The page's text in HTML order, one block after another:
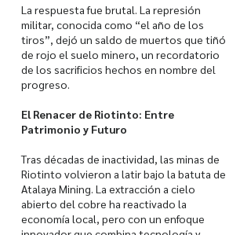
La respuesta fue brutal. La represión
militar, conocida como “el año de los
tiros”, dejó un saldo de muertos que tiñó
de rojo el suelo minero, un recordatorio
de los sacrificios hechos en nombre del
progreso.
El Renacer de Riotinto: Entre
Patrimonio y Futuro
Tras décadas de inactividad, las minas de
Riotinto volvieron a latir bajo la batuta de
Atalaya Mining. La extracción a cielo
abierto del cobre ha reactivado la
economía local, pero con un enfoque